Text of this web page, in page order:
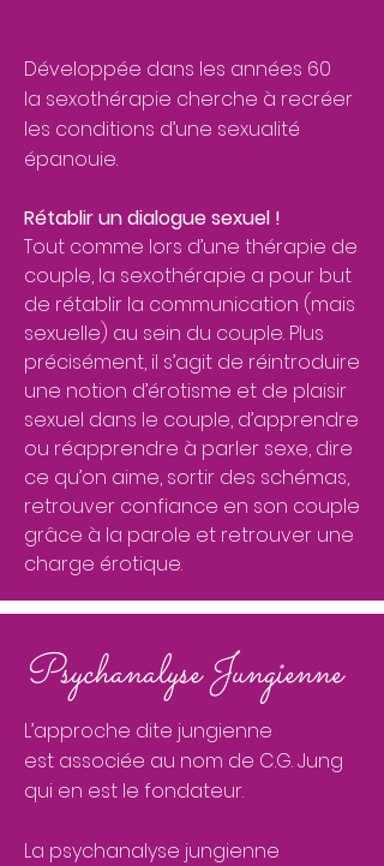
Développée dans les années 60
la sexothérapie cherche à recréer
les conditions d’une sexualité
épanouie.
Rétablir un dialogue sexuel !
Tout comme lors d’une thérapie de
couple, la sexothérapie a pour but
de rétablir la communication (mais
sexuelle) au sein du couple. Plus
précisément, il s’agit de réintroduire
une notion d’érotisme et de plaisir
sexuel dans le couple, d’apprendre
ou réapprendre à parler sexe, dire
ce qu’on aime, sortir des schémas,
retrouver confiance en son couple
grâce à la parole et retrouver une
charge érotique.
Psychanalyse Jungienne
L’approche dite jungienne
est associée au nom de C.G. Jung
qui en est le fondateur.
La psychanalyse jungienne